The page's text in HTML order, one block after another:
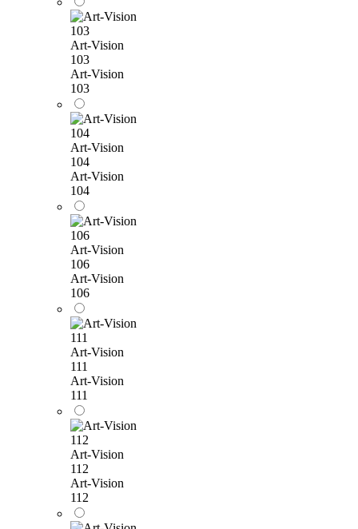
Art-Vision
103
Art-Vision
103
Art-Vision
104
Art-Vision
104
Art-Vision
106
Art-Vision
106
Art-Vision
111
Art-Vision
111
Art-Vision
112
Art-Vision
112